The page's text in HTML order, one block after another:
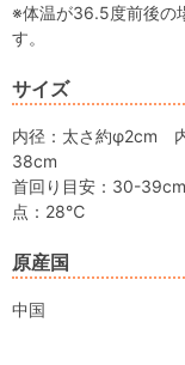
※体温が36.5度前後の
す。
サイズ
内径：太さ約φ2cm
38cm
首回り目安：30-
点：28℃
原産国
中国